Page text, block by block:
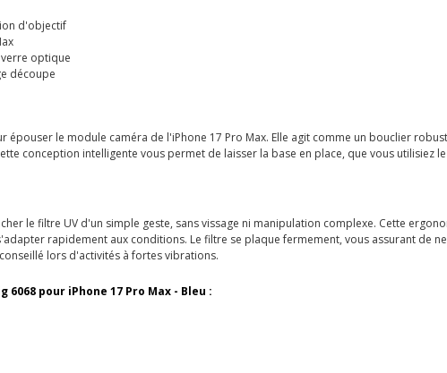
d'objectif
optique
découpe
épouser le module caméra de l'iPhone 17 Pro Max. Elle agit comme un bouclier
conception intelligente vous permet de laisser la base en place, que vous utilisiez
le filtre UV d'un simple geste, sans vissage ni manipulation complexe. Cette
rapidement aux conditions. Le filtre se plaque fermement, vous assurant de
lors d'activités à fortes vibrations.
pour iPhone 17 Pro Max - Bleu :